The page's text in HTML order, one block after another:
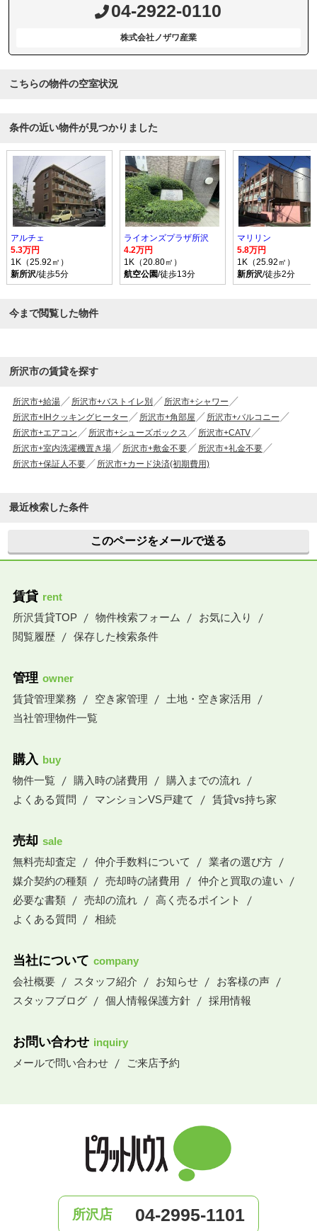
04-2922-0110
株式会社ノザワ産業
こちらの物件の空室状況
条件の近い物件が見つかりました
アルチェ
5.3万円
1K（25.92㎡）
新所沢/徒歩5分
ライオンズプラザ所沢
4.2万円
1K（20.80㎡）
航空公園/徒歩13分
マリリン
5.8万円
1K（25.92㎡）
新所沢/徒歩2分
今まで閲覧した物件
所沢市の賃貸を探す
所沢市+給湯 所沢市+バストイレ別
所沢市+シャワー
所沢市+IHクッキングヒーター
所沢市+角部屋
所沢市+バルコニー
所沢市+エアコン
所沢市+シューズボックス
所沢市+CATV
所沢市+室内洗濯機置き場
所沢市+敷金不要
所沢市+礼金不要
所沢市+保証人不要
所沢市+カード決済(初期費用)
最近検索した条件
このページをメールで送る
賃貸 rent
所沢賃貸TOP
物件検索フォーム
お気に入り
閲覧履歴
保存した検索条件
管理 owner
賃貸管理業務
空き家管理
土地・空き家活用
当社管理物件一覧
購入 buy
物件一覧
購入時の諸費用
購入までの流れ
よくある質問
マンションVS戸建て 賃貸vs持ち家
売却 sale
無料売却査定
仲介手数料について
業者の選び方
媒介契約の種類
売却時の諸費用
仲介と買取の違い
必要な書類
売却の流れ
高く売るポイント
よくある質問
相続
当社について company
会社概要
スタッフ紹介 お知らせ
お客様の声
スタッフブログ
個人情報保護方針 採用情報
お問い合わせ inquiry
メールで問い合わせ
ご来店予約
所沢店 04-2995-1101